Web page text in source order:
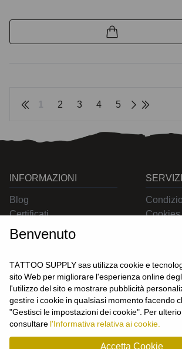
1 2 3 4 5
CONTATTACI
INFORMAZIONI
Blog
Certificati
Contatti
SERVIZI
Cookies
Login
Benvenuto
TATTOO SUPPLY sas utilizza cookie e
sito Web per migliorare l'esperienza online
l'utilizzo del sito e mostrare pubblicità
gestire i cookie in qualsiasi momento facendo
"Gestisci le impostazioni dei cookie". Per
consultare l'Informativa relativa ai cookie.
Accetta Cookie